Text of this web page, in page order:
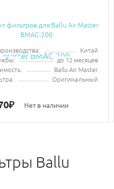
фильтров для Ballu Air Master
BMAC-200
Китай
до 12 месяцев
Ballu Air Master
Оригинальный
₽ Нет в наличии
Ballu